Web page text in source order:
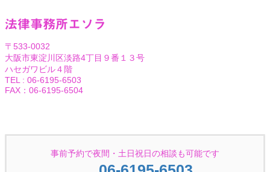
法律事務所エソラ
〒533-0032
大阪市東淀川区淡路4丁目９番１３号
ハセガワビル４階
TEL : 06-6195-6503
FAX：06-6195-6504
事前予約で夜間・土日祝日の相談も可能です